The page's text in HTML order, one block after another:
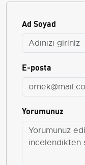
Ad Soyad
E-posta
Yorumunuz